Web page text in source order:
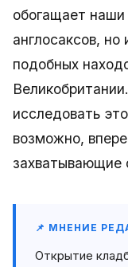
обогащает наши
англосаксов,
подобных
исследовать
возможно,
захватывающие
📌 МНЕНИЕ
Открытие